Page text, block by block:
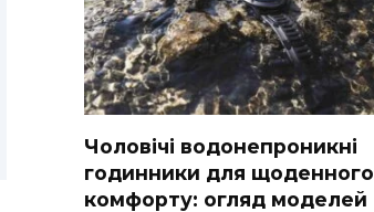
Чоловічі водонепроникні
годинники для щоденного
комфорту: огляд моделей